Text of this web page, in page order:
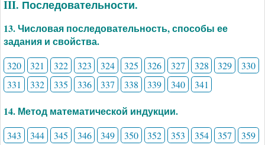
III. Последовательности.
13. Числовая последовательность, способы ее
задания и свойства.
320 321 322 323 324 325 326 327 328 329
330
331
332 335 336 337 338 339 340 341
14. Метод математической индукции.
343 344 345 346 349 350 352 353 354 357 359